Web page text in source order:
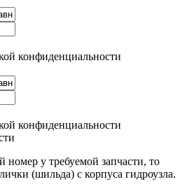
конфиденциальности
конфиденциальности
номер у требуемой запчасти, то
(шильда) с корпуса гидроузла.